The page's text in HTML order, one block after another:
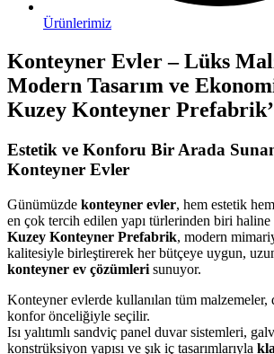
Ürünlerimiz
Konteyner Evler – Lüks
Modern Tasarım ve
Kuzey Konteyner
Estetik ve Konforu Bir Arada
Konteyner Evler
Günümüzde konteyner evler, hem estetik
en çok tercih edilen yapı türlerinden biri haline
Kuzey Konteyner Prefabrik, modern
kalitesiyle birleştirerek her bütçeye uygun,
konteyner ev çözümleri sunuyor.
Konteyner evlerde kullanılan tüm malzemeler,
konfor önceliğiyle seçilir.
Isı yalıtımlı sandviç panel duvar sistemleri,
konstrüksiyon yapısı ve şık iç tasarımlarıyla